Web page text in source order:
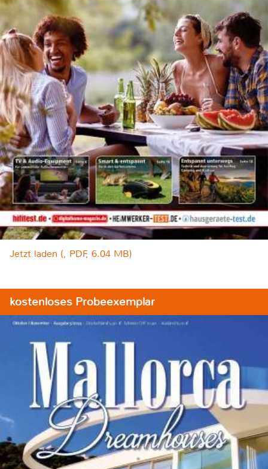
Jetzt laden (, PDF, 6.04 MB)
kostenloses Probeexemplar